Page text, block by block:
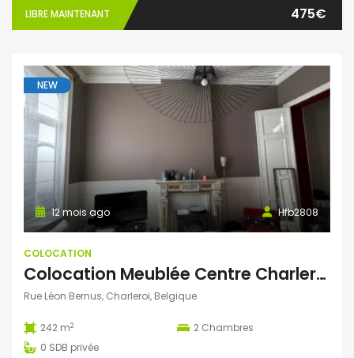
LIBRE MAINTENANT 475€
NEW
Hfb2808
12 mois ago
COLOCATION
Colocation Meublée Centre Charleroi
Rue Léon Bernus, Charleroi, Belgique
242 m2 2 Chambres
0 SDB privée